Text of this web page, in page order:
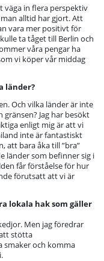
väga in flera perspektiv
alltid har gjort. Att
vara mer positivt för
ta tåget till Berlin och
våra pengar ha
vi köper vår middag
länder?
Och vilka länder är inte
Jag har besökt
enligt mig är att vi
inte är fantastiskt
att bara åka till ”bra”
länder som befinner sig i
får förståelse för hur
förutsatt att vi är
lokala hak som gäller
Men jag föredrar
stötta
smaker och komma